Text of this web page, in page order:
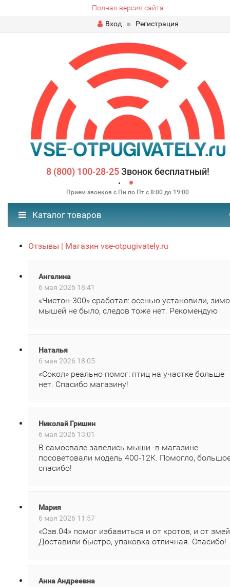
Полная версия сайта
Вход
Регистрация
8 (800) 100-28-25Звонок бесплатный!
Прием звонков с Пн по Пт с 8:00 до 19:00
Каталог товаров
Отзывы | Магазин vse-otpugivately.ru
Ангелина
6 мая 2026 18:41
«Чистон‑300» сработал: осенью установили,
мышей не было, следов тоже нет. Рекомендую
Наталья
6 мая 2026 18:05
«Сокол» реально помог: птиц на участке больше
нет. Спасибо магазину!
Николай Гришин
6 мая 2026 13:01
В самосвале завелись мыши -в магазине
посоветовали модель 400‑12К. Помогло,
спасибо!
Мария
6 мая 2026 11:57
«Озв.04» помог избавиться и от кротов, и от
Доставили быстро, упаковка отличная. Спасибо!
Анна Андреевна